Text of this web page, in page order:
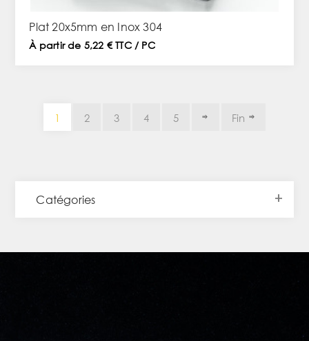
Plat 20x5mm en Inox 304
À partir de 5,22 € TTC / PC
1 2 3 4 5 Fin
Catégories